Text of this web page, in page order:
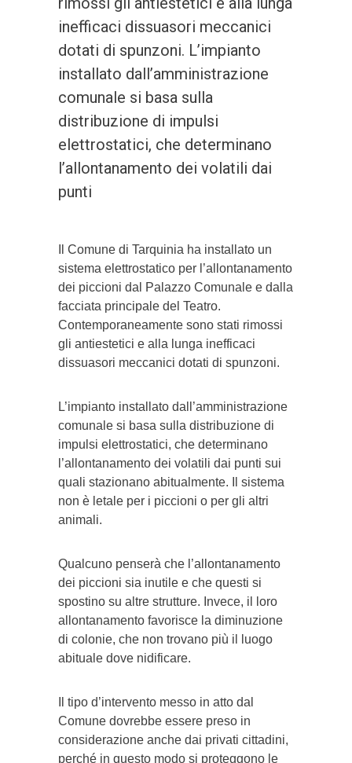
inefficaci dissuasori meccanici
dotati di spunzoni. L’impianto
installato dall’amministrazione
comunale si basa sulla
distribuzione di impulsi
elettrostatici, che determinano
l’allontanamento dei volatili dai
punti
Il Comune di Tarquinia ha installato un
sistema elettrostatico per l’allontanamento
dei piccioni dal Palazzo Comunale e dalla
facciata principale del Teatro.
Contemporaneamente sono stati rimossi
gli antiestetici e alla lunga inefficaci
dissuasori meccanici dotati di spunzoni.
L’impianto installato dall’amministrazione
comunale si basa sulla distribuzione di
impulsi elettrostatici, che determinano
l’allontanamento dei volatili dai punti sui
quali stazionano abitualmente. Il sistema
non è letale per i piccioni o per gli altri
animali.
Qualcuno penserà che l’allontanamento
dei piccioni sia inutile e che questi si
spostino su altre strutture. Invece, il loro
allontanamento favorisce la diminuzione
di colonie, che non trovano più il luogo
abituale dove nidificare.
Il tipo d’intervento messo in atto dal
Comune dovrebbe essere preso in
considerazione anche dai privati cittadini,
perché in questo modo si proteggono le